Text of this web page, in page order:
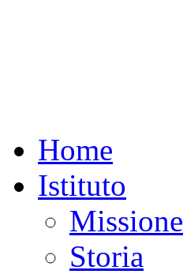
Home
Istituto
Missione
Storia